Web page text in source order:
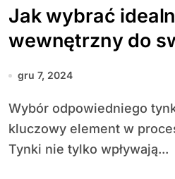
Jak wybrać
wewnętrzny do
gru 7, 2024
Wybór odpowiedniego tynku wewnętrznego to
kluczowy element w
Tynki nie tylko wpływają...